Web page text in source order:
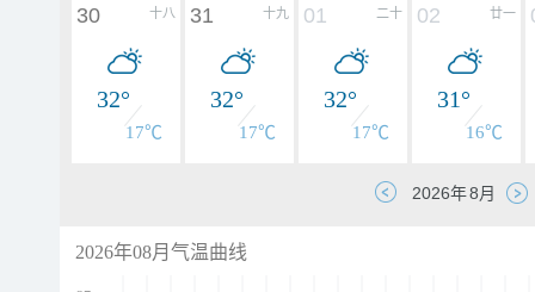
十八
30
32°
17℃
十九
31
32°
17℃
二十
01
32°
17℃
廿一
02
31°
16℃
2026年08月气温曲线